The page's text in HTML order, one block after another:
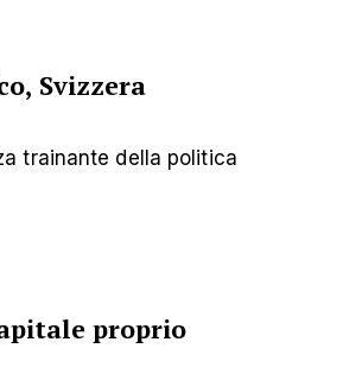
Svizzera
trainante della politica
proprio